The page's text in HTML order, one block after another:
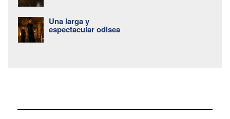
Una larga y
espectacular odisea